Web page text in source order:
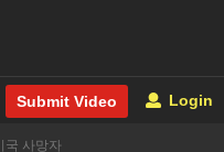
Submit Video Login
국 사망자